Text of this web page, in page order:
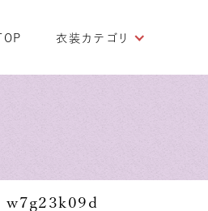
TOP 衣装カテゴリ
w7g23k09d